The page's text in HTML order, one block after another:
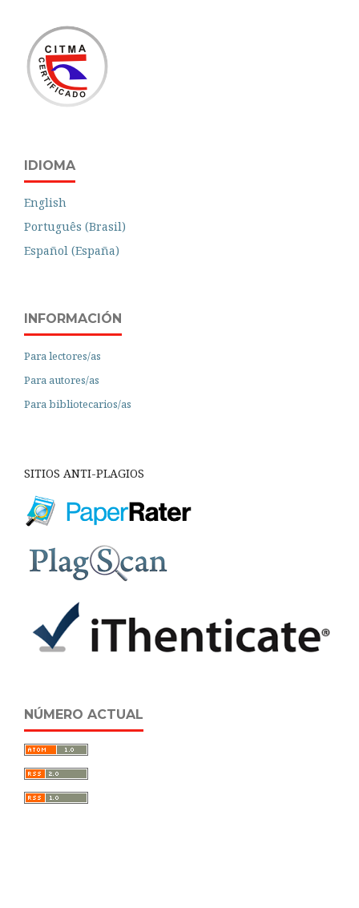
IDIOMA
English
Português (Brasil)
Español (España)
INFORMACIÓN
Para lectores/as
Para autores/as
Para bibliotecarios/as
SITIOS ANTI-PLAGIOS
NÚMERO ACTUAL